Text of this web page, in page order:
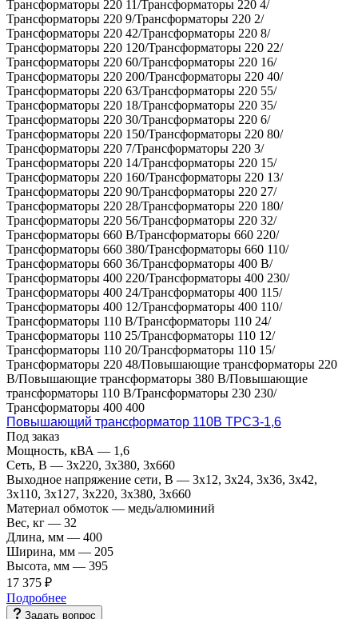
Трансформаторы 220 11/Трансформаторы 220 4/
Трансформаторы 220 9/Трансформаторы 220 2/
Трансформаторы 220 42/Трансформаторы 220 8/
Трансформаторы 220 120/Трансформаторы 220 22/
Трансформаторы 220 60/Трансформаторы 220 16/
Трансформаторы 220 200/Трансформаторы 220 40/
Трансформаторы 220 63/Трансформаторы 220 55/
Трансформаторы 220 18/Трансформаторы 220 35/
Трансформаторы 220 30/Трансформаторы 220 6/
Трансформаторы 220 150/Трансформаторы 220 80/
Трансформаторы 220 7/Трансформаторы 220 3/
Трансформаторы 220 14/Трансформаторы 220 15/
Трансформаторы 220 160/Трансформаторы 220 13/
Трансформаторы 220 90/Трансформаторы 220 27/
Трансформаторы 220 28/Трансформаторы 220 180/
Трансформаторы 220 56/Трансформаторы 220 32/
Трансформаторы 660 В/Трансформаторы 660 220/
Трансформаторы 660 380/Трансформаторы 660 110/
Трансформаторы 660 36/Трансформаторы 400 В/
Трансформаторы 400 220/Трансформаторы 400 230/
Трансформаторы 400 24/Трансформаторы 400 115/
Трансформаторы 400 12/Трансформаторы 400 110/
Трансформаторы 110 В/Трансформаторы 110 24/
Трансформаторы 110 25/Трансформаторы 110 12/
Трансформаторы 110 20/Трансформаторы 110 15/
Трансформаторы 220 48/Повышающие трансформаторы 220
В/Повышающие трансформаторы 380 В/Повышающие
трансформаторы 110 В/Трансформаторы 230 230/
Трансформаторы 400 400
Повышающий трансформатор 110В ТРСЗ-1,6
Под заказ
Мощность, кВА — 1,6
Сеть, В — 3x220, 3х380, 3x660
Выходное напряжение сети, В — 3x12, 3x24, 3x36, 3x42,
3x110, 3x127, 3x220, 3x380, 3x660
Материал обмоток — медь/алюминий
Вес, кг — 32
Длина, мм — 400
Ширина, мм — 205
Высота, мм — 395
17 375 ₽
Подробнее
Задать вопрос